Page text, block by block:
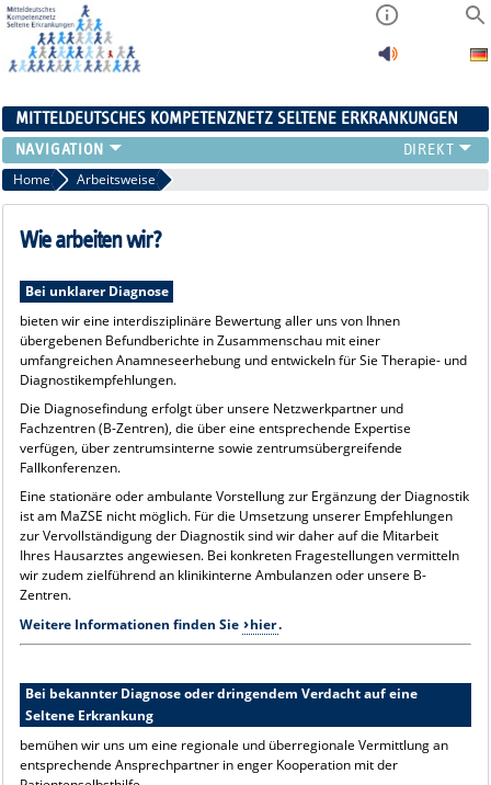
MITTELDEUTSCHES KOMPETENZNETZ SELTENE ERKRANKUNGEN
ÜBERSICHT
A-ZENTRUM
FACHZENTREN
NETZWERKE
KONTAKT
AKTUELLES
Home Arbeitsweise
Wie arbeiten wir?
Bei unklarer Diagnose
bieten wir eine interdisziplinäre Bewertung aller uns von Ihnen
übergebenen Befundberichte in Zusammenschau mit einer
umfangreichen Anamneseerhebung und entwickeln für Sie Therapie- und
Diagnostikempfehlungen.
Die Diagnosefindung erfolgt über unsere Netzwerkpartner und
Fachzentren (B-Zentren), die über eine entsprechende Expertise
verfügen, über zentrumsinterne sowie zentrumsübergreifende
Fallkonferenzen.
Eine stationäre oder ambulante Vorstellung zur Ergänzung der Diagnostik
ist am MaZSE nicht möglich. Für die Umsetzung unserer Empfehlungen
zur Vervollständigung der Diagnostik sind wir daher auf die Mitarbeit
Ihres Hausarztes angewiesen. Bei konkreten Fragestellungen vermitteln
wir zudem zielführend an klinikinterne Ambulanzen oder unsere B-
Zentren.
Weitere Informationen finden Sie
hier.
Bei bekannter Diagnose oder dringendem Verdacht auf eine
Seltene Erkrankung
bemühen wir uns um eine regionale und überregionale Vermittlung an
entsprechende Ansprechpartner in enger Kooperation mit der